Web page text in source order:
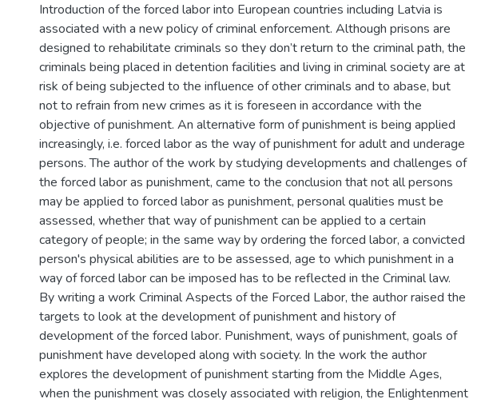
Introduction of the forced labor into European countries including Latvia is
associated with a new policy of criminal enforcement. Although prisons are
designed to rehabilitate criminals so they don’t return to the criminal path, the
criminals being placed in detention facilities and living in criminal society are at
risk of being subjected to the influence of other criminals and to abase, but
not to refrain from new crimes as it is foreseen in accordance with the
objective of punishment. An alternative form of punishment is being applied
increasingly, i.e. forced labor as the way of punishment for adult and underage
persons. The author of the work by studying developments and challenges of
the forced labor as punishment, came to the conclusion that not all persons
may be applied to forced labor as punishment, personal qualities must be
assessed, whether that way of punishment can be applied to a certain
category of people; in the same way by ordering the forced labor, a convicted
person's physical abilities are to be assessed, age to which punishment in a
way of forced labor can be imposed has to be reflected in the Criminal law.
By writing a work Criminal Aspects of the Forced Labor, the author raised the
targets to look at the development of punishment and history of
development of the forced labor. Punishment, ways of punishment, goals of
punishment have developed along with society. In the work the author
explores the development of punishment starting from the Middle Ages,
when the punishment was closely associated with religion, the Enlightenment